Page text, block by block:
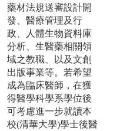
藥材法規送審設計開
發、醫療管理及行
政、人體生物資料庫
分析、生醫藥相關領
域之教職、以及文創
出版事業等。若希望
成為臨床醫師，在獲
得醫學科學系學位後
可考慮進一步就讀本
校(清華大學)學士後醫